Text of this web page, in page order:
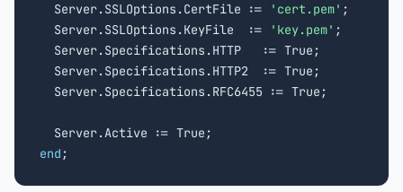
  Server.SSLOptions.CertFile :=
'cert.pem' ;
  Server.SSLOptions.KeyFile  :=
'key.pem' ;
  Server.Specifications.HTTP   := True;
  Server.Specifications.HTTP2  := True;
  Server.Specifications.RFC6455 := True;
end ;